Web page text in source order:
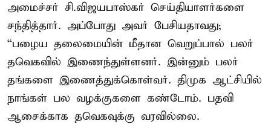
அமைச்சர் சி.விஜயபாஸ்கர் செய்தியாளர்களை
சந்தித்தார். அப்போது அவர் பேசியதாவது;
“பழைய தலைமையின் மீதான வெறுப்பால் பலர்
தவெகவில் இணைந்துள்ளனர். இன்னும் பலர்
தங்களை இணைத்துக்கொள்வர். திமுக ஆட்சியில்
நாங்கள் பல வழக்குகளை கண்டோம். பதவி
ஆசைக்காக தவெகவுக்கு வரவில்லை.